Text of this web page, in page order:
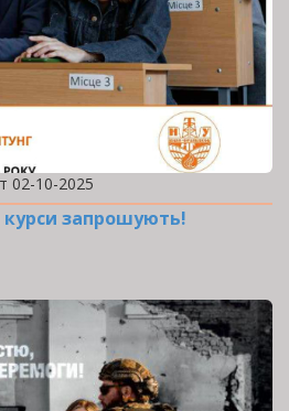
02-10-2025
курси запрошують!